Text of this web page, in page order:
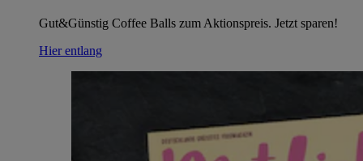
Gut&Günstig Coffee Balls zum Aktionspreis. Jetzt sparen!
Hier entlang